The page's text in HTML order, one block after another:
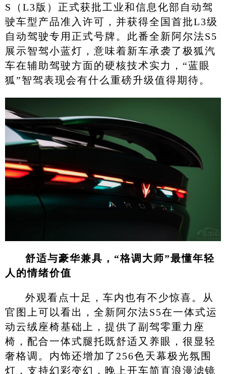
S（L3版）正式获批工业和信息化部自动驾
驶车型产品准入许可，并获得全国首批L3级
自动驾驶专用正式号牌。此番全新阿尔法S5
展示智驾小蓝灯，意味着新车承袭了极狐汽
车在辅助驾驶方面的硬核技术实力，“蓝眼
狐”智驾表现会有什么重磅升级值得期待。
舒适与豪华兼具，“格调大师”最懂年轻
人的情绪价值
外观看点十足，车内也有不少惊喜。从
官图上可以看出，全新阿尔法S5在一体式运
动云绒座椅基础上，提供了副驾零重力座
椅，配合一体式腿托既舒适又养眼，很显轻
奢格调。内饰还增加了256色天幕极光氛围
灯，支持幻彩变幻，晚上开车简直浪漫滤镜